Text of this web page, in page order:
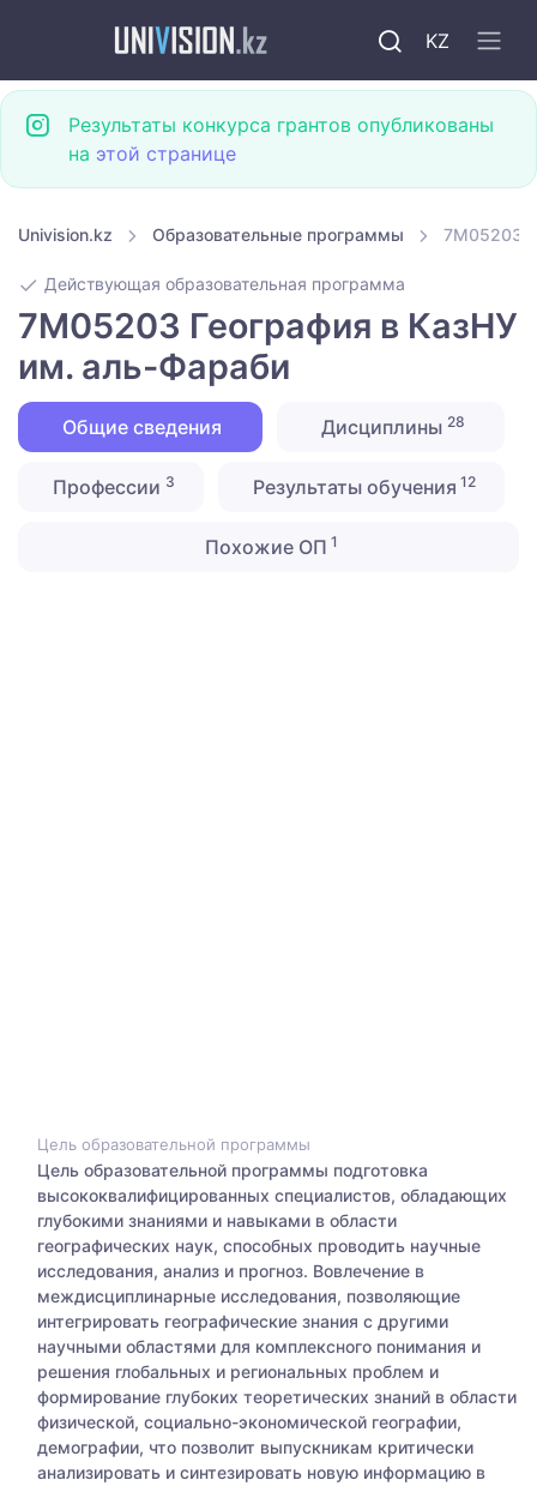
KZ
Результаты конкурса грантов опубликованы
на этой странице
Univision.kz Образовательные программы 7M05203
Действующая образовательная программа
7M05203 География в КазНУ
им. аль-Фараби
Общие сведения Дисциплины 28
Профессии 3 Результаты обучения 12
Похожие ОП 1
Цель образовательной программы
Цель образовательной программы подготовка
высококвалифицированных специалистов, обладающих
глубокими знаниями и навыками в области
географических наук, способных проводить научные
исследования, анализ и прогноз. Вовлечение в
междисциплинарные исследования, позволяющие
интегрировать географические знания с другими
научными областями для комплексного понимания и
решения глобальных и региональных проблем и
формирование глубоких теоретических знаний в области
физической, социально-экономической географии,
демографии, что позволит выпускникам критически
анализировать и синтезировать новую информацию в